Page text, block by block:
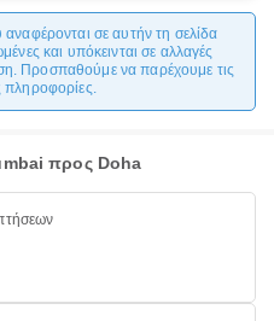
σε αυτήν τη σελίδα
και υπόκεινται σε αλλαγές
Προσπαθούμε να παρέχουμε τις
πληροφορίες.
προς Doha